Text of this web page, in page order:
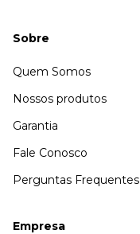
Sobre
Quem Somos
Nossos produtos
Garantia
Fale Conosco
Perguntas Frequentes
Empresa